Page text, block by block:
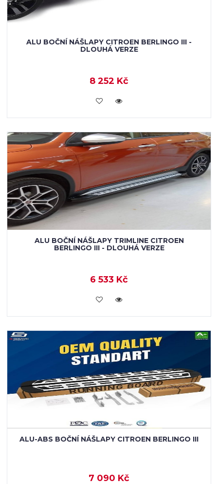
ALU BOČNÍ NÁŠLAPY CITROEN BERLINGO III -
DLOUHÁ VERZE
8 252 Kč
KOUPIT
ALU BOČNÍ NÁŠLAPY TRIMLINE CITROEN
BERLINGO III - DLOUHÁ VERZE
6 533 Kč
KOUPIT
ALU-ABS BOČNÍ NÁŠLAPY CITROEN BERLINGO III
7 090 Kč